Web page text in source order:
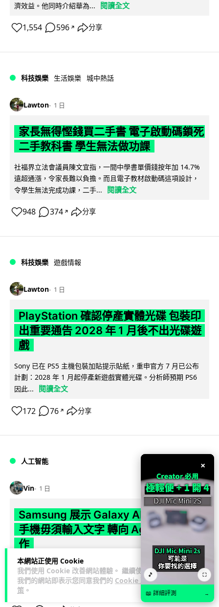
本網站正使用 Cookie
我們使用 Cookie 改善網站體驗。 繼續使用
我們的網站即表示您同意我們的 Cookie 政
策 。
濟效益。他同時介紹華為...
閱讀全文
1,554 596 ↗ 分享
科技娛樂 生活娛樂 城中熱話
Lawton 1 日
家長無得慳錢買二手書 電子啟動碼鎖死
二手教科書 學生無法做功課
社福界立法會議員陳文宜指，一間中學書單價錢按年加 14.7%
遠超通漲，令家長難以負擔。而且電子教材啟動碼這項設計，
令學生無法完成功課，二手...
閱讀全文
948 374 ↗ 分享
科技娛樂 遊戲情報
Lawton 1 日
PlayStation 確認停產實體光碟 包裝印
出重要通告 2028 年 1 月後不出光碟遊
戲
Sony 已在 PS5 主機包裝加貼提示貼紙，重申官方 7 月已公布
計劃：2028 年 1 月起停產新遊戲實體光碟。分析師預期 PS6
因此...
閱讀全文
172 76 ↗ 分享
人工智能
Vin 1 日
Samsung 展示 Galaxy AI 新方向 未來
手機毋須輸入文字 轉向 Agent 全自動操
作
Samsung 電子 MX 部門顧客體驗辦公室主管兼副總裁 Jay Kim
表示，品牌正推動 Galaxy AI 邁向全自動化 Agent...
閱讀全
文
×
🎵 ⛶
📖 詳細評測 →